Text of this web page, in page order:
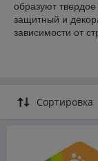
образуют
защитный и
зависимости от
покрывают
Цены носят
Сортировка